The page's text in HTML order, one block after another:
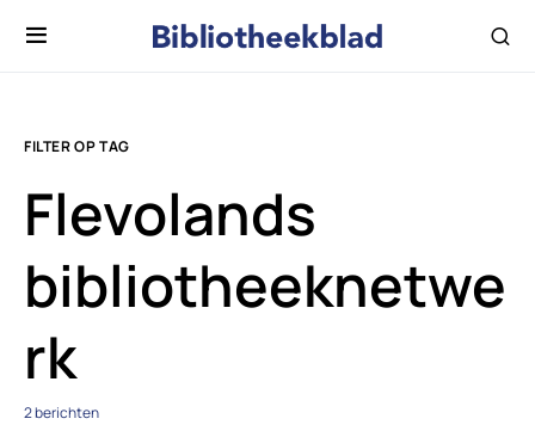
FILTER OP TAG
Flevolands
bibliotheeknetwe
rk
2 berichten